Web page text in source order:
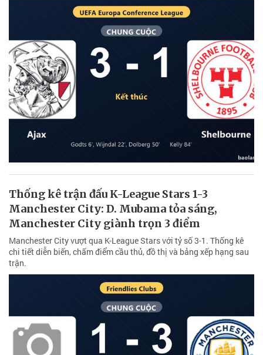
Thống kê trận đấu K-League Stars 1-3
Manchester City: D. Mubama tỏa sáng,
Manchester City giành trọn 3 điểm
Manchester City vượt qua K-League Stars với tỷ số 3-1. Thống kê
chi tiết diễn biến, chấm điểm cầu thủ, đồ thị và bảng xếp hạng sau
trận.